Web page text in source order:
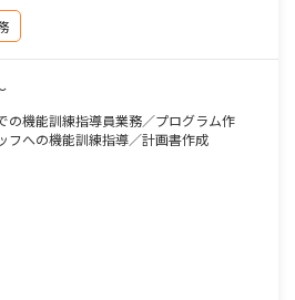
の機能訓練指導員業務／プログラム作
フへの機能訓練指導／計画書作成